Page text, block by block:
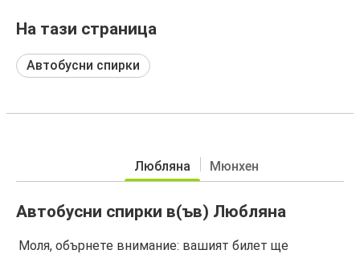
На тази страница
Автобусни спирки
Любляна Мюнхен
Автобусни спирки в(ъв) Любляна
Моля, обърнете внимание: вашият билет ще